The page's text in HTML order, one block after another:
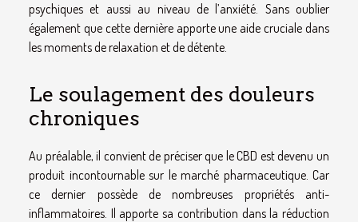
psychiques et aussi au niveau de l’anxiété. Sans oublier
également que cette dernière apporte une aide cruciale dans
les moments de relaxation et de détente.
Le soulagement des douleurs
chroniques
Au préalable, il convient de préciser que le CBD est devenu un
produit incontournable sur le marché pharmaceutique. Car
ce dernier possède de nombreuses propriétés anti-
inflammatoires. Il apporte sa contribution dans la réduction